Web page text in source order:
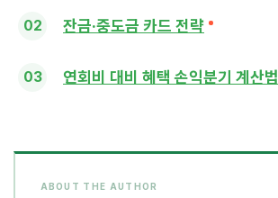
잔금·중도금 카드 전략
연회비 대비 혜택 손익분기 계산법
ABOUT THE AUTHOR